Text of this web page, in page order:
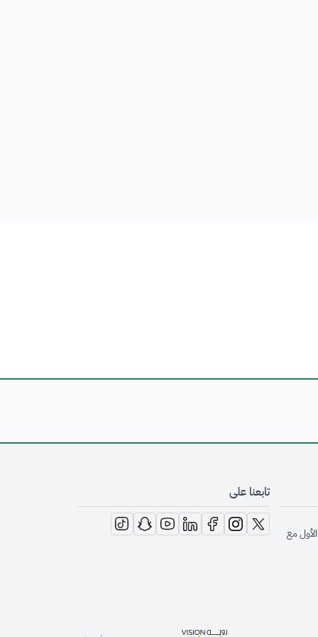
مع
تابعنا على
opens in new window
opens in new window
opens in new window
opens in new window
opens in new window
opens in new window
opens in new window